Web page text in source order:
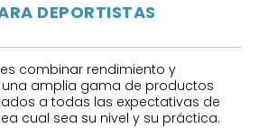
DEPORTISTAS
combinar rendimiento y
amplia gama de productos
a todas las expectativas de
cual sea su nivel y su práctica.